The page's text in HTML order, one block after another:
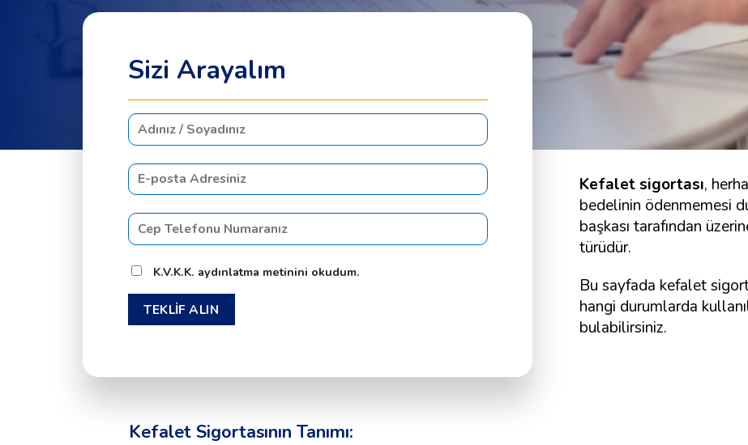
Sizi Arayalım
K.V.K.K. aydınlatma metinini okudum.
Kefalet sigortası,
bedelinin ödenmemesi
başkası tarafından
türüdür.
Bu sayfada kefalet
hangi durumlarda
bulabilirsiniz.
Kefalet Sigortasının Tanımı: